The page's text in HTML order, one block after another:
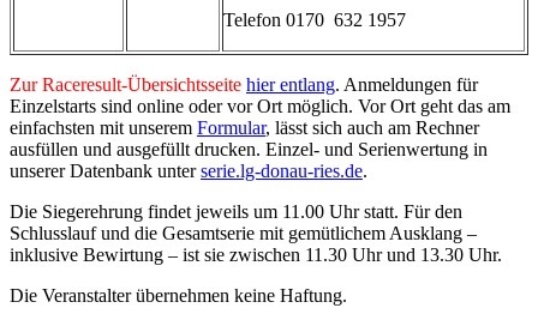
Telefon 0170 632 1957
Zur Raceresult-Übersichtsseite hier entlang. Anmeldungen für
Einzelstarts sind online oder vor Ort möglich. Vor Ort geht das am
einfachsten mit unserem Formular, lässt sich auch am Rechner
ausfüllen und ausgefüllt drucken. Einzel- und Serienwertung in
unserer Datenbank unterserie.lg-donau-ries.de.
Die Siegerehrung findet jeweils um 11.00 Uhr statt. Für den
Schlusslauf und die Gesamtserie mit gemütlichem Ausklang –
inklusive Bewirtung – ist sie zwischen 11.30 Uhr und 13.30 Uhr.
Die Veranstalter übernehmen keine Haftung.